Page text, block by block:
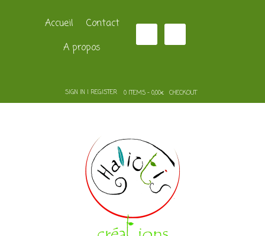
Accueil
Contact
A propos
SIGN IN | REGISTER 0 ITEMS - 0,00€ CHECKOUT